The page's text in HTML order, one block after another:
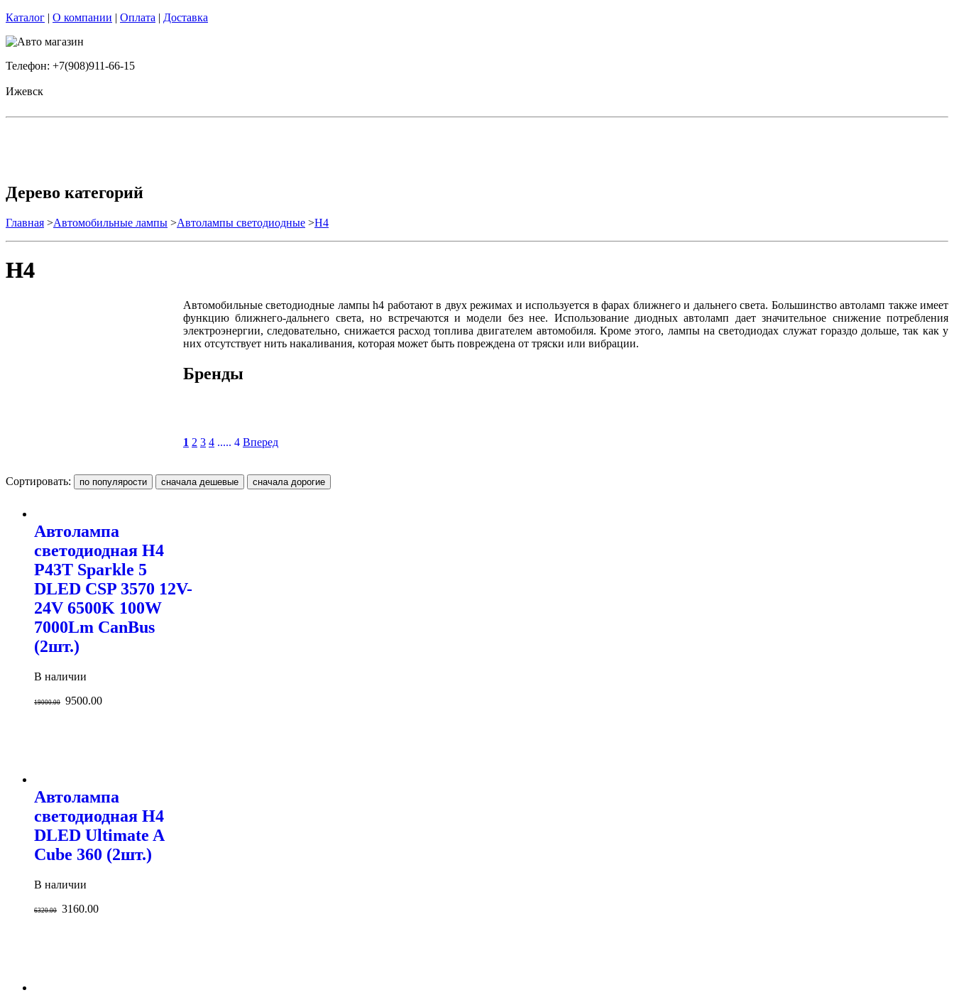
Каталог | О компании | Оплата | Доставка
Телефон: +7(908)911-66-15
Ижевск
Дерево категорий
Главная >Автомобильные лампы >Автолампы светодиодные >H4
H4
Автомобильные светодиодные лампы h4 работают в двух режимах и используется в фарах ближнего и дальнего света. Большинство автоламп также имеет
функцию ближнего-дальнего света, но встречаются и модели без нее. Использование диодных автоламп дает значительное снижение потребления
электроэнергии, следовательно, снижается расход топлива двигателем автомобиля. Кроме этого, лампы на светодиодах служат гораздо дольше, так как у
них отсутствует нить накаливания, которая может быть повреждена от тряски или вибрации.
Бренды
1 2 3 4 ..... 4 Вперед
Сортировать:
Автолампа
светодиодная H4
P43T Sparkle 5
DLED CSP 3570 12V-
24V 6500K 100W
7000Lm CanBus
(2шт.)
В наличии
19000.00 9500.00
Автолампа
светодиодная H4
DLED Ultimate A
Cube 360 (2шт.)
В наличии
6320.00 3160.00